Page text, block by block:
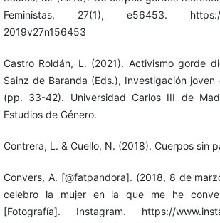
Feministas, 27(1), e56453. https://
2019v27n156453
Castro Roldán, L. (2021). Activismo gorde
Sainz de Baranda (Eds.), Investigación
(pp. 33-42). Universidad Carlos III de
Estudios de Género.
Contrera, L. & Cuello, N. (2018). Cuerpos sin
Convers, A. [@fatpandora]. (2018, 8 de
celebro la mujer en la que me he
[Fotografía]. Instagram. https://